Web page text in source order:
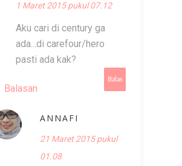
1 Maret 2015 pukul 07.12
Aku cari di century ga
ada...di carefour/hero
pasti ada kak?
Balas
Balasan
ANNAFI
21 Maret 2015 pukul
01.08